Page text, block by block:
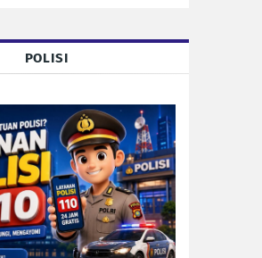
POLISI